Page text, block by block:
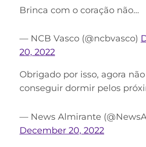
Brinca com o coração não…
— NCB Vasco (@ncbvasco)
20, 2022
Obrigado por isso, agora
conseguir dormir pelos
— News Almirante
December 20, 2022